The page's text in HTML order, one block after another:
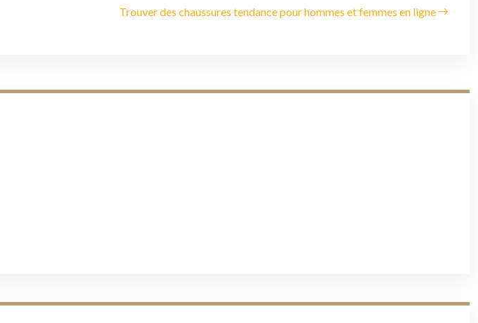
Trouver des chaussures tendance pour hommes et femmes en ligne